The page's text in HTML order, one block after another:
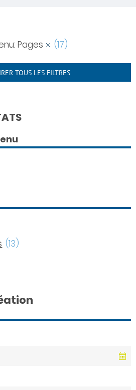
Pages (17)
TOUS LES FILTRES
(13)